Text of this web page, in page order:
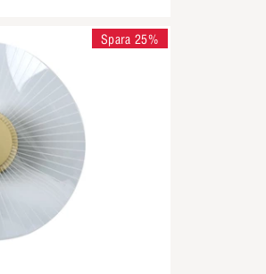
Spara 25%